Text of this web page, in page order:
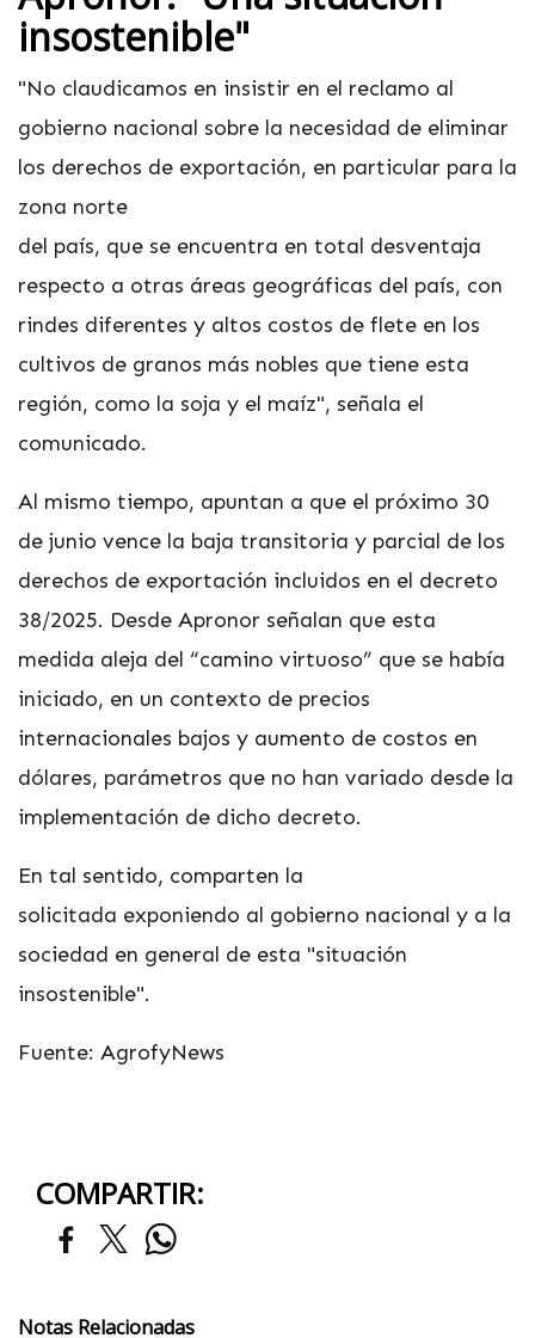
insostenible"
"No claudicamos en insistir en el reclamo al
gobierno nacional sobre la necesidad de eliminar
los derechos de exportación, en particular para la
zona norte
del país, que se encuentra en total desventaja
respecto a otras áreas geográficas del país, con
rindes diferentes y altos costos de flete en los
cultivos de granos más nobles que tiene esta
región, como la soja y el maíz", señala el
comunicado.
Al mismo tiempo, apuntan a que el próximo 30
de junio vence la baja transitoria y parcial de los
derechos de exportación incluidos en el decreto
38/2025. Desde Apronor señalan que esta
medida aleja del “camino virtuoso” que se había
iniciado, en un contexto de precios
internacionales bajos y aumento de costos en
dólares, parámetros que no han variado desde la
implementación de dicho decreto.
En tal sentido, comparten la
solicitada exponiendo al gobierno nacional y a la
sociedad en general de esta "situación
insostenible".
Fuente: AgrofyNews
COMPARTIR:
Notas Relacionadas